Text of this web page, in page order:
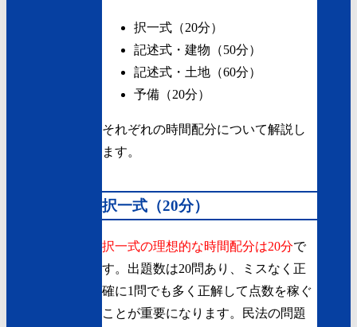
択一式（20分）
記述式・建物（50分）
記述式・土地（60分）
予備（20分）
それぞれの時間配分について解説し
ます。
択一式（20分）
択一式の理想的な時間配分は20分で
す。出題数は20問あり、ミスなく正
確に1問でも多く正解して点数を稼ぐ
ことが重要になります。民法の問題